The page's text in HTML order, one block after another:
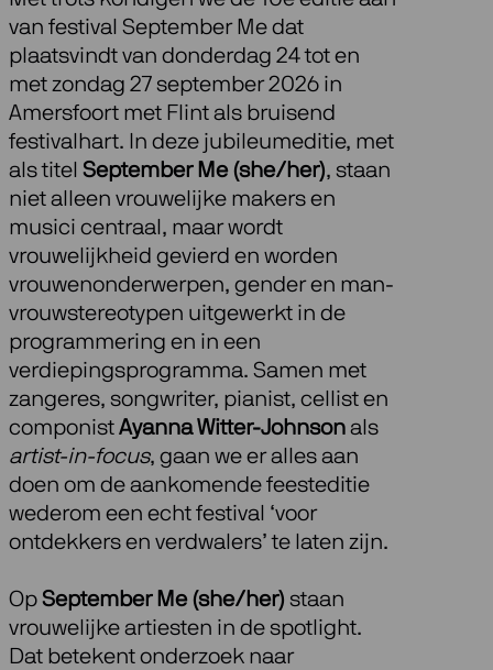
van festival September Me dat
plaatsvindt van donderdag 24 tot en
met zondag 27 september 2026 in
Amersfoort met Flint als bruisend
festivalhart. In deze jubileumeditie, met
als titel September Me (she/her), staan
niet alleen vrouwelijke makers en
musici centraal, maar wordt
vrouwelijkheid gevierd en worden
vrouwenonderwerpen, gender en man-
vrouwstereotypen uitgewerkt in de
programmering en in een
verdiepingsprogramma. Samen met
zangeres, songwriter, pianist, cellist en
componist Ayanna Witter-Johnson als
artist-in-focus, gaan we er alles aan
doen om de aankomende feesteditie
wederom een echt festival ‘voor
ontdekkers en verdwalers’ te laten zijn.
Op September Me (she/her) staan
vrouwelijke artiesten in de spotlight.
Dat betekent onderzoek naar